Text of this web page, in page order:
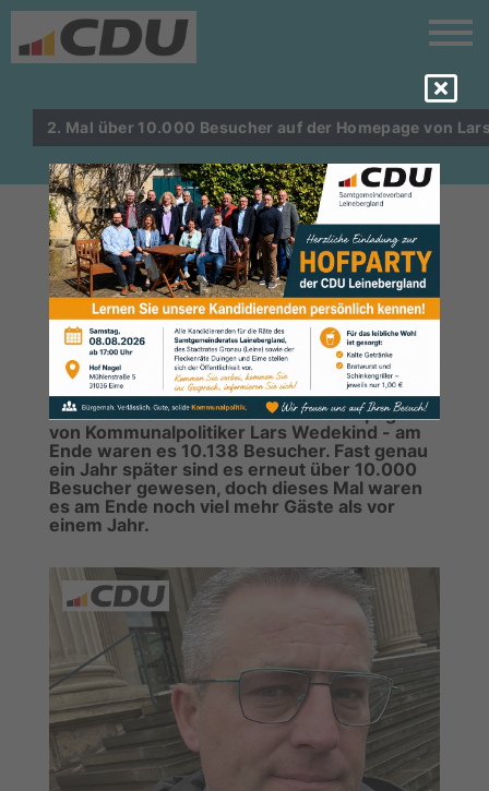
2. Mal über 10.000 Besucher auf der Homepage von
BESUCHERREKORD: AM ENDE
WAREN ES 14.523 GÄSTE IN NUR
EINEM MONAT
Im Mai 2024 waren es schon einmal knapp
über 10.000 Besucher auf der Homepage
von Kommunalpolitiker Lars Wedekind - am
Ende waren es 10.138 Besucher. Fast genau
ein Jahr später sind es erneut über 10.000
Besucher gewesen, doch dieses Mal waren
es am Ende noch viel mehr Gäste als vor
einem Jahr.